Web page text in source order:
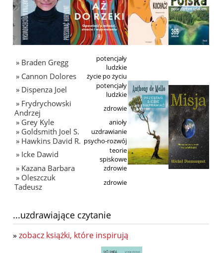
» Braden Gregg
potencjały
ludzkie
» Cannon Dolores życie po życiu
» Dispenza Joel
potencjały
ludzkie
» Frydrychowski
Andrzej
zdrowie
» Grey Kyle anioły
» Goldsmith Joel S. uzdrawianie
» Hawkins David R. psycho-rozwój
» Icke Dawid
teorie
spiskowe
» Kazana Barbara zdrowie
» Oleszczuk
Tadeusz
zdrowie
...uzdrawiające czytanie
» zobacz książki, które inspirują